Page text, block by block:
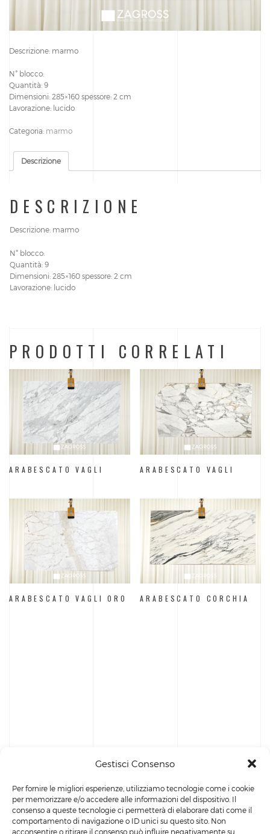
Gestisci Consenso
Per fornire le migliori esperienze, utilizziamo tecnologie come i cookie
per memorizzare e/o accedere alle informazioni del dispositivo. Il
consenso a queste tecnologie ci permetterà di elaborare dati come il
comportamento di navigazione o ID unici su questo sito. Non
acconsentire o ritirare il consenso può influire negativamente su
Descrizione: marmo
N° blocco:
Quantità: 9
Dimensioni: 285×160 spessore: 2 cm
Lavorazione: lucido
Categoria: marmo
Descrizione
DESCRIZIONE
Descrizione: marmo
N° blocco:
Quantità: 9
Dimensioni: 285×160 spessore: 2 cm
Lavorazione: lucido
PRODOTTI CORRELATI
ARABESCATO VAGLI ARABESCATO VAGLI
ARABESCATO VAGLI ORO ARABESCATO CORCHIA